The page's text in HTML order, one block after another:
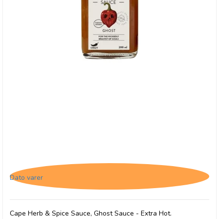
Dato varer
Cape Herb & Spice Sauce, Ghost Sauce - Extra Hot.